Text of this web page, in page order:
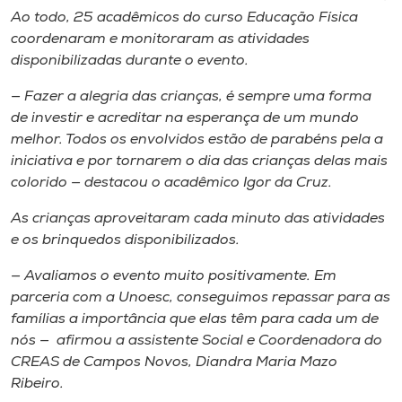
Ao todo, 25 acadêmicos do curso Educação Física
coordenaram e monitoraram as atividades
disponibilizadas durante o evento.
— Fazer a alegria das crianças, é sempre uma forma
de investir e acreditar na esperança de um mundo
melhor. Todos os envolvidos estão de parabéns pela a
iniciativa e por tornarem o dia das crianças delas mais
colorido — destacou o acadêmico Igor da Cruz.
As crianças aproveitaram cada minuto das atividades
e os brinquedos disponibilizados.
— Avaliamos o evento muito positivamente. Em
parceria com a Unoesc, conseguimos repassar para as
famílias a importância que elas têm para cada um de
nós — afirmou a assistente Social e Coordenadora do
CREAS de Campos Novos, Diandra Maria Mazo
Ribeiro.